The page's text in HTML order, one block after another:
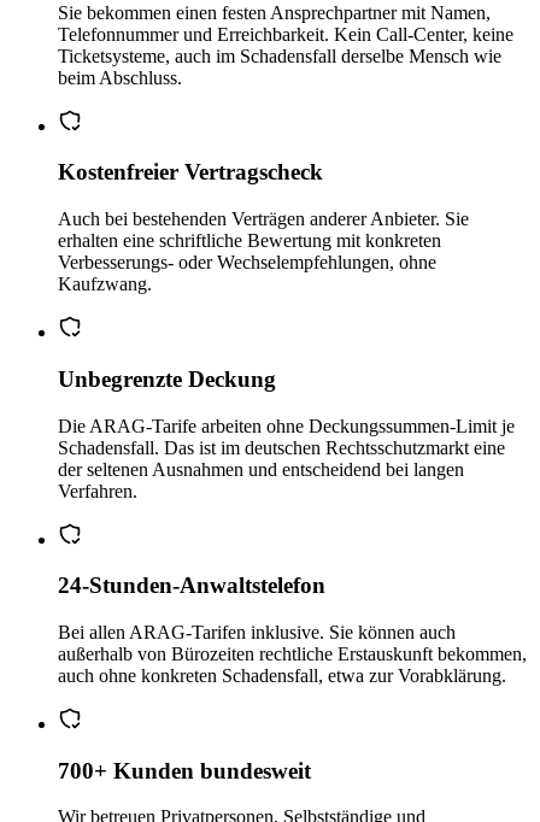
Sie bekommen einen festen Ansprechpartner mit Namen,
Telefonnummer und Erreichbarkeit. Kein Call-Center, keine
Ticketsysteme, auch im Schadensfall derselbe Mensch wie
beim Abschluss.
Kostenfreier Vertragscheck
Auch bei bestehenden Verträgen anderer Anbieter. Sie
erhalten eine schriftliche Bewertung mit konkreten
Verbesserungs- oder Wechselempfehlungen, ohne
Kaufzwang.
Unbegrenzte Deckung
Die ARAG-Tarife arbeiten ohne Deckungssummen-Limit je
Schadensfall. Das ist im deutschen Rechtsschutzmarkt eine
der seltenen Ausnahmen und entscheidend bei langen
Verfahren.
24-Stunden-Anwaltstelefon
Bei allen ARAG-Tarifen inklusive. Sie können auch
außerhalb von Bürozeiten rechtliche Erstauskunft bekommen,
auch ohne konkreten Schadensfall, etwa zur Vorabklärung.
700+ Kunden bundesweit
Wir betreuen Privatpersonen, Selbstständige und